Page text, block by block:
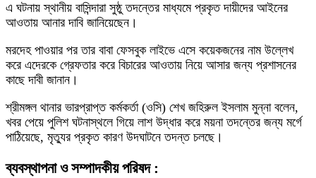
এ ঘটনায় স্থানীয় বাসিন্দারা সুষ্ঠু তদন্তের মাধ্যমে প্রকৃত দায়ীদের আইনের
আওতায় আনার দাবি জানিয়েছেন।
মরদেহ পাওয়ার পর তার বাবা ফেসবুক লাইভে এসে কয়েকজনের নাম উল্লেখ
করে এদেরকে গ্রেফতার করে বিচারের আওতায় নিয়ে আসার জন্য প্রশাসনের
কাছে দাবী জানান।
শ্রীমঙ্গল থানার ভারপ্রাপ্ত কর্মকর্তা (ওসি) শেখ জহিরুল ইসলাম মুন্না বলেন,
খবর পেয়ে পুলিশ ঘটনাস্থলে গিয়ে লাশ উদ্ধার করে ময়না তদন্তের জন্য মর্গে
পাঠিয়েছে, মৃত্যুর প্রকৃত কারণ উদঘাটনে তদন্ত চলছে।
ব্যবস্থাপনা ও সম্পাদকীয় পরিষদ :